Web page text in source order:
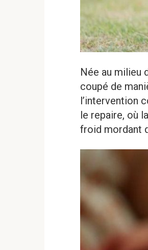
Née au milieu
coupé de
l’intervention
le repaire, où
froid mordant